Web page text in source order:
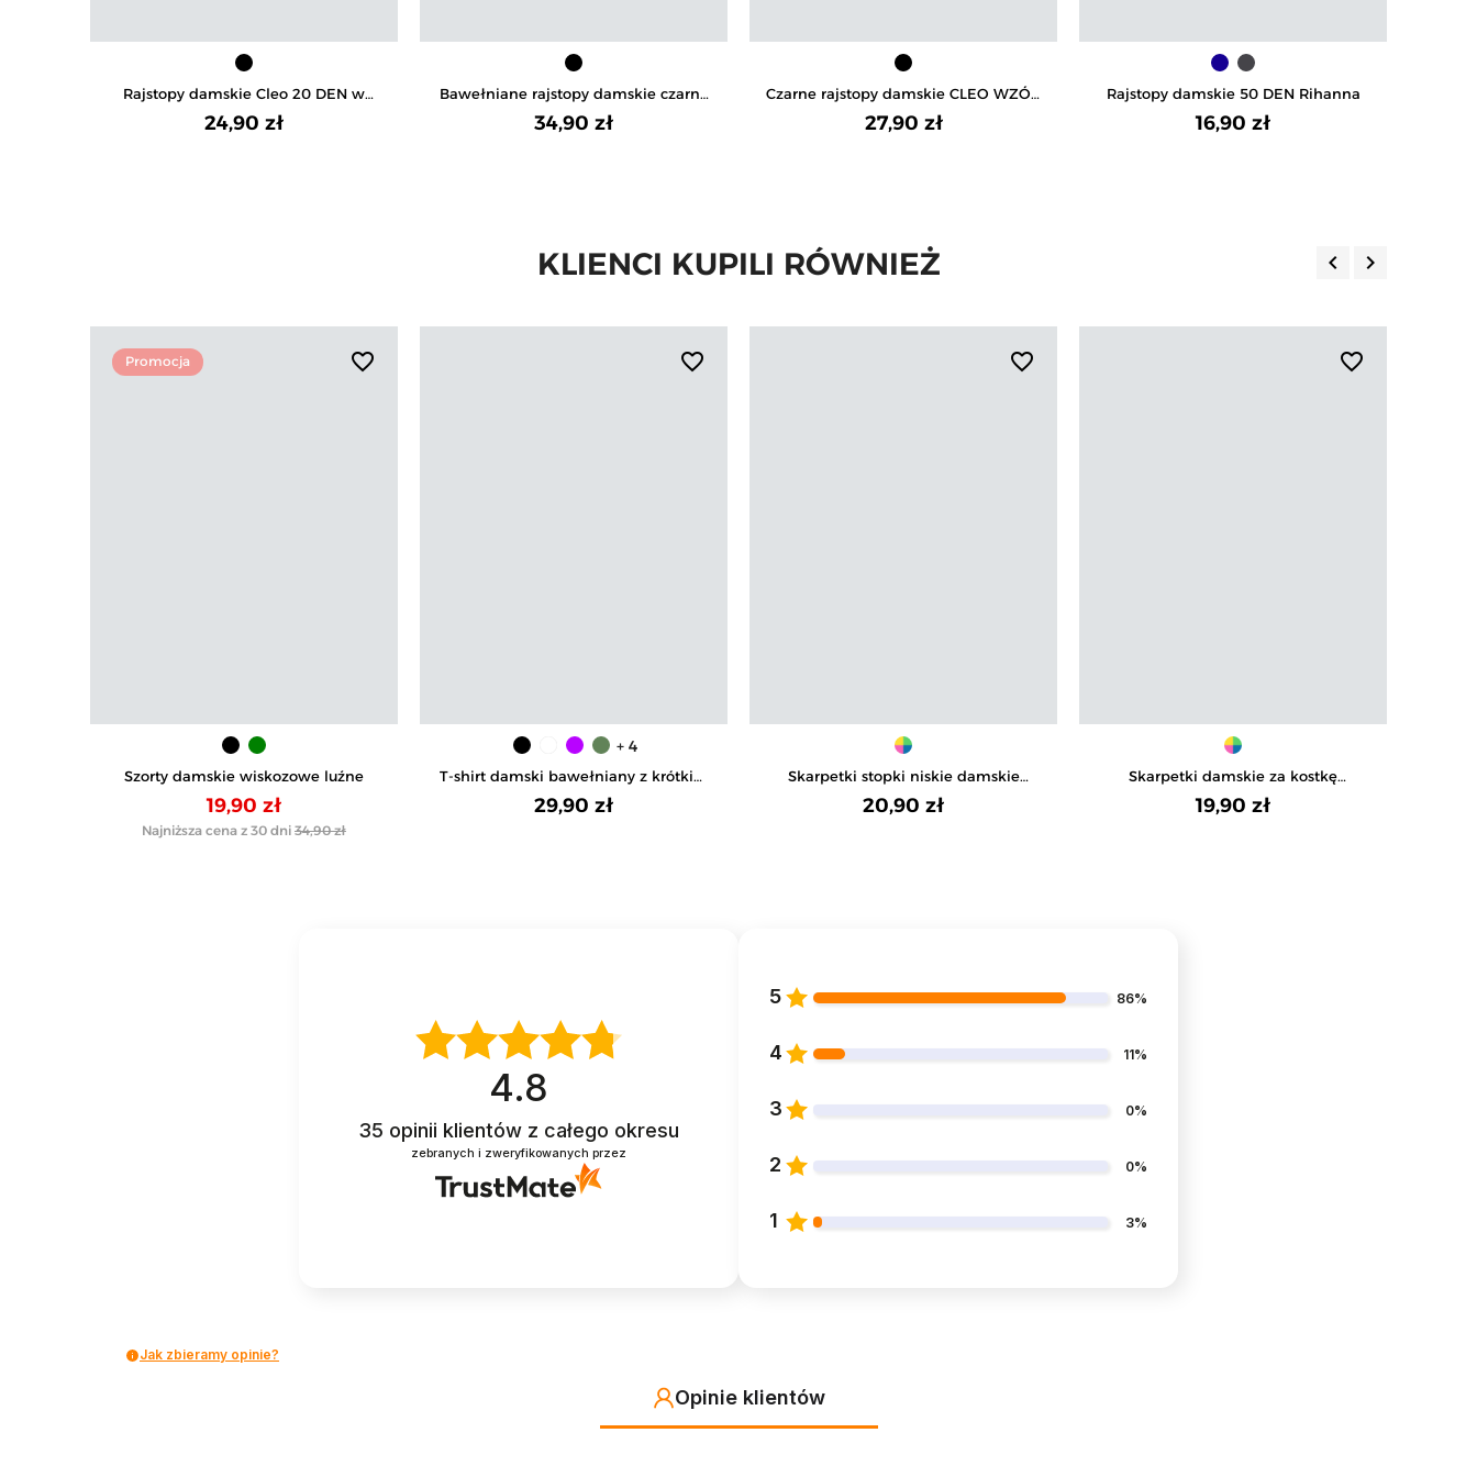
Rajstopy damskie Cleo 20 DEN w
grochy
24,90 zł
Bawełniane rajstopy damskie czarne
200 DEN
34,90 zł
Czarne rajstopy damskie CLEO WZÓR
20 DEN
27,90 zł
Rajstopy damskie 50 DEN Rihanna
16,90 zł
KLIENCI KUPILI RÓWNIEŻ Poprzedni
keyboard_arrow_left Następny
keyboard_arrow_right
Promocja favorite_border
Szorty damskie wiskozowe luźne
19,90 zł
Najniższa cena z 30 dni 34,90 zł
favorite_border
T-shirt damski bawełniany z krótkim
rękawkiem jednokolorowy
29,90 zł
+ 4
favorite_border
Skarpetki stopki niskie damskie
bawełniane pastelowe 4-pak
20,90 zł
favorite_border
Skarpetki damskie za kostkę
bezuciskowe gładkie 3-pak
19,90 zł
4.8
35 opinii klientów z całego okresu
zebranych i zweryfikowanych przez
5 86%
4 11%
3 0%
2 0%
1 3%
Jak zbieramy opinie?
Opinie klientów